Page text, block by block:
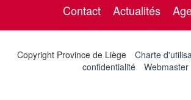
Contact Actualités
Copyright Province de Liège Charte
confidentialité
Webmaster